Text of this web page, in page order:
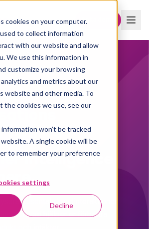
cookies on your computer.
to collect information
with our website and allow
We use this information in
customize your browsing
and metrics about our
website and other media. To
the cookies we use, see our
won’t be tracked
A single cookie will be
to remember your preference
settings
Decline
Boka demo
Intelligence
tusentals kundinteraktioner
som hjälper er förbättra